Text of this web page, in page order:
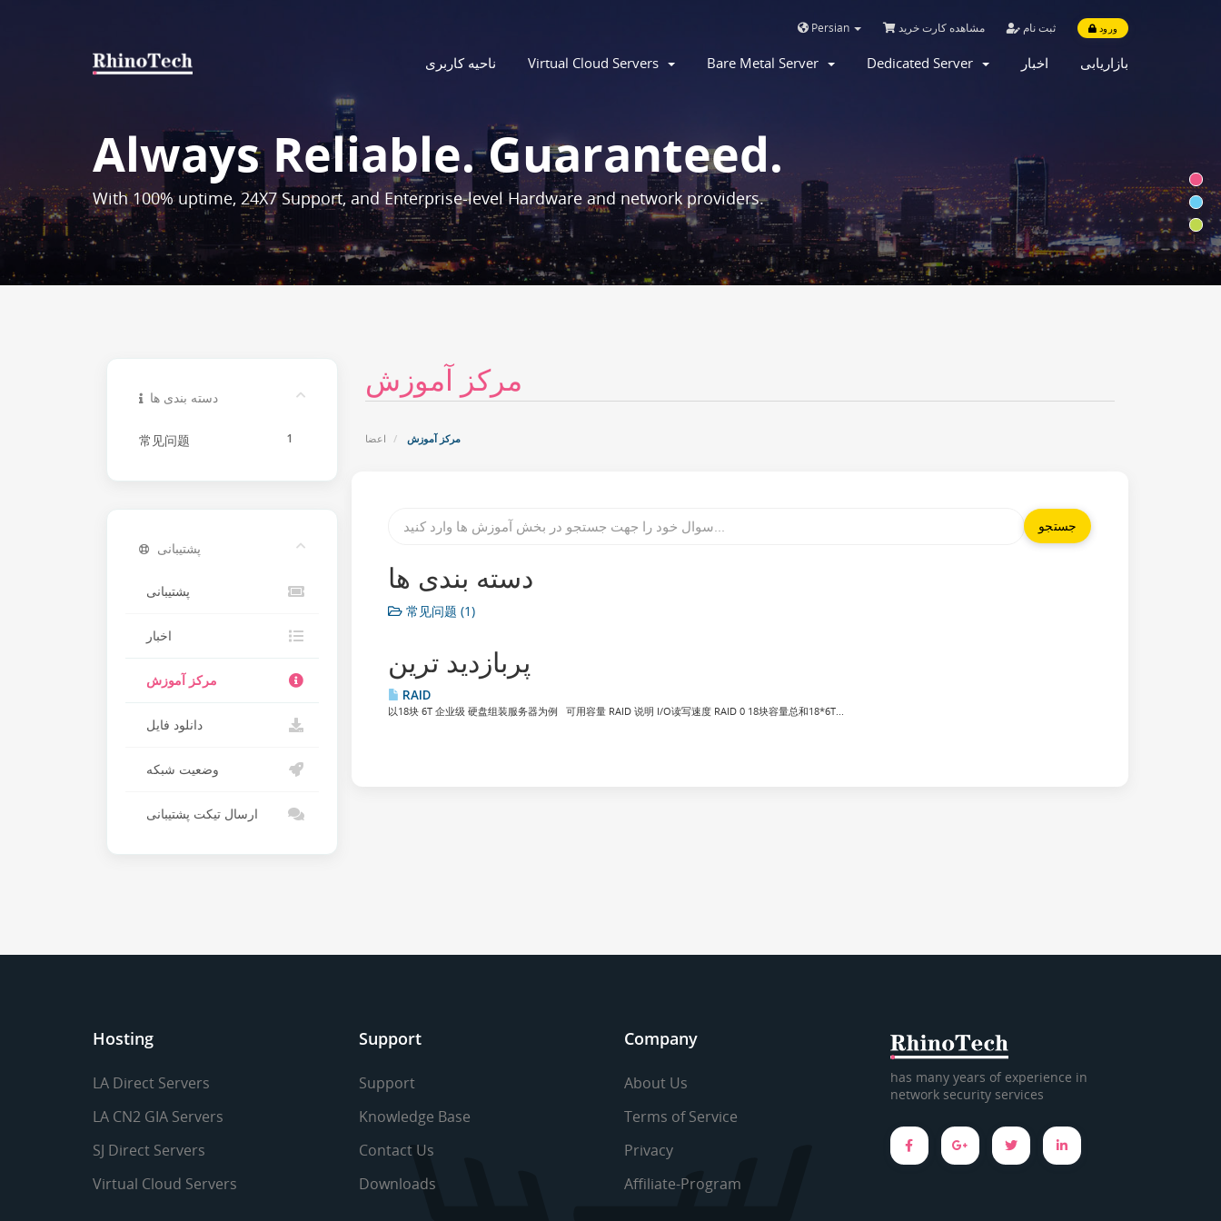
Persian مشاهده کارت خرید ثبت نام ورود
ناحیه کاربری Virtual Cloud Servers Bare Metal Server Dedicated Server اخبار بازاریابی
Always Reliable. Guaranteed.
With 100% uptime, 24X7 Support, and Enterprise-level Hardware and network providers.
مرکز آموزش
اعضا مرکز آموزش
دسته بندی ها
1
常见问题
دسته بندی ها
常见问题 (1)
پربازدید ترین
RAID
以18块 6T 企业级 硬盘组装服务器为例 可用容量 RAID 说明 I/O读写速度 RAID 0 18块容量总和18*6T...
پشتیبانی
پشتیبانی
اخبار
مرکز آموزش
دانلود فایل
وضعیت شبکه
ارسال تیکت پشتیبانی
Hosting
LA Direct Servers
LA CN2 GIA Servers
SJ Direct Servers
Virtual Cloud Servers
Support
Support
Knowledge Base
Contact Us
Downloads
Company
About Us
Terms of Service
Privacy
Affiliate-Program
has many years of experience in
network security services